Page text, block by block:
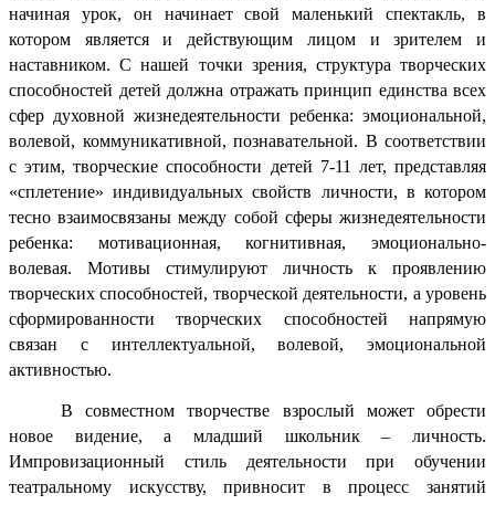
начиная урок, он начинает свой маленький спектакль, в
котором является и действующим лицом и зрителем и
наставником. С нашей точки зрения, структура творческих
способностей детей должна отражать принцип единства всех
сфер духовной жизнедеятельности ребенка: эмоциональной,
волевой, коммуникативной, познавательной. В соответствии
с этим, творческие способности детей 7-11 лет, представляя
«сплетение» индивидуальных свойств личности, в котором
тесно взаимосвязаны между собой сферы жизнедеятельности
ребенка: мотивационная, когнитивная, эмоционально-
волевая. Мотивы стимулируют личность к проявлению
творческих способностей, творческой деятельности, а уровень
сформированности творческих способностей напрямую
связан с интеллектуальной, волевой, эмоциональной
активностью.
В совместном творчестве взрослый может обрести
новое видение, а младший школьник – личность.
Импровизационный стиль деятельности при обучении
театральному искусству, привносит в процесс занятий